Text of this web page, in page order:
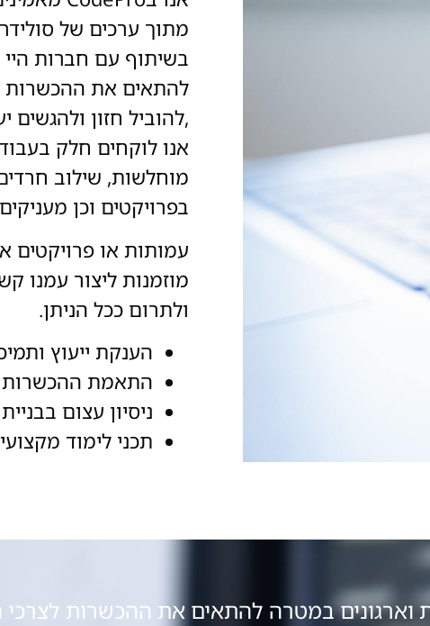
מתוך ערכים של
בשיתוף עם חברות
להתאים את ההכשרות
,להוביל חזון ולהגשים
אנו לוקחים חלק
מוחלשות, שילוב
בפרויקטים וכן
עמותות או פרויקטים
מוזמנות ליצור עמנו
ולתרום ככל הניתן.
הענקת ייעוץ
התאמת ההכשרות
ניסיון עצום
תכני לימוד
וארגונים במטרה להתאים את ההכשרות לצרכי